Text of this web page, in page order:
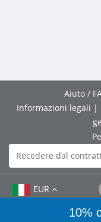
Aiuto /
Informazioni legali |
Recedere dal
EUR
© 2026 Bedifol GmbH
10%